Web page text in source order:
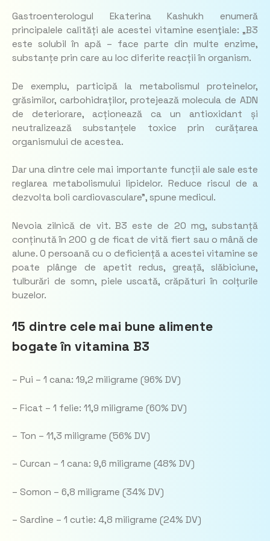
Gastroenterologul Ekaterina Kashukh enumeră
principalele calități ale acestei vitamine esenţiale: „B3
este solubil în apă – face parte din multe enzime,
substanțe prin care au loc diferite reacții în organism.
De exemplu, participă la metabolismul proteinelor,
grăsimilor, carbohidraților, protejează molecula de ADN
de deteriorare, acționează ca un antioxidant și
neutralizează substanțele toxice prin curățarea
organismului de acestea.
Dar una dintre cele mai importante funcții ale sale este
reglarea metabolismului lipidelor. Reduce riscul de a
dezvolta boli cardiovasculare”, spune medicul.
Nevoia zilnică de vit. B3 este de 20 mg, substanță
conținută în 200 g de ficat de vită fiert sau o mână de
alune. O persoană cu o deficiență a acestei vitamine se
poate plânge de apetit redus, greață, slăbiciune,
tulburări de somn, piele uscată, crăpături în colțurile
buzelor.
15 dintre cele mai bune alimente
bogate în vitamina B3
– Pui – 1 cana: 19,2 miligrame (96% DV)
– Ficat – 1 felie: 11,9 miligrame (60% DV)
– Ton – 11,3 miligrame (56% DV)
– Curcan – 1 cana: 9,6 miligrame (48% DV)
– Somon – 6,8 miligrame (34% DV)
– Sardine – 1 cutie: 4,8 miligrame (24% DV)